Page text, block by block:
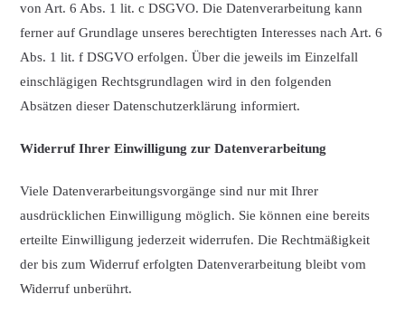
von Art. 6 Abs. 1 lit. c DSGVO. Die Datenverarbeitung kann
ferner auf Grundlage unseres berechtigten Interesses nach Art. 6
Abs. 1 lit. f DSGVO erfolgen. Über die jeweils im Einzelfall
einschlägigen Rechtsgrundlagen wird in den folgenden
Absätzen dieser Datenschutzerklärung informiert.
Widerruf Ihrer Einwilligung zur Datenverarbeitung
Viele Datenverarbeitungsvorgänge sind nur mit Ihrer
ausdrücklichen Einwilligung möglich. Sie können eine bereits
erteilte Einwilligung jederzeit widerrufen. Die Rechtmäßigkeit
der bis zum Widerruf erfolgten Datenverarbeitung bleibt vom
Widerruf unberührt.